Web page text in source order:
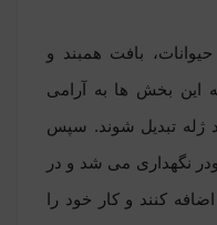
بافت همبند و
این بخش ها به آرامی
ژله تبدیل شوند. سپس
نگهداری می شد و در
کنند و کار خود را